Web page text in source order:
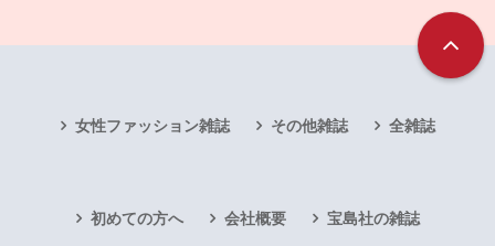
女性ファッション雑誌 その他雑誌 全雑誌
初めての方へ 会社概要 宝島社の雑誌